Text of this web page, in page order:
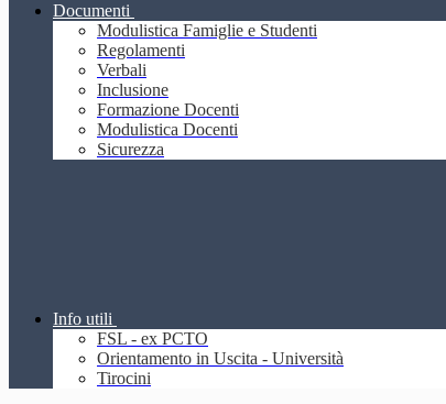
Documenti
Modulistica Famiglie e Studenti
Regolamenti
Verbali
Inclusione
Formazione Docenti
Modulistica Docenti
Sicurezza
Info utili
FSL - ex PCTO
Orientamento in Uscita - Università
Tirocini